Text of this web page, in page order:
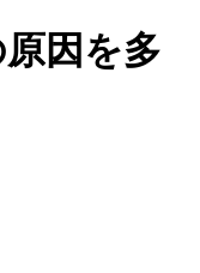
因を多